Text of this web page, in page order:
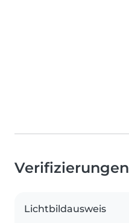
Verifizierungen
Lichtbildausweis